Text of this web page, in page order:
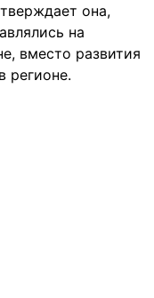
она,
на
вместо развития
регионе.